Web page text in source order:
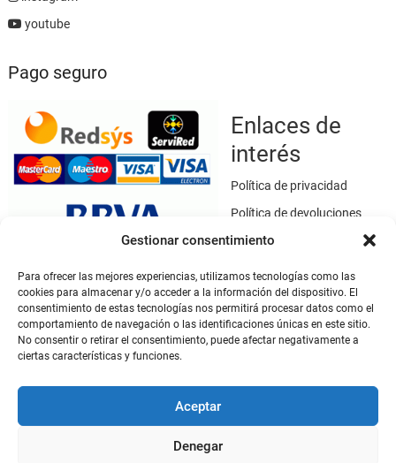
Gestionar consentimiento
Para ofrecer las mejores experiencias, utilizamos tecnologías como las
cookies para almacenar y/o acceder a la información del dispositivo. El
consentimiento de estas tecnologías nos permitirá procesar datos como el
comportamiento de navegación o las identificaciones únicas en este sitio.
No consentir o retirar el consentimiento, puede afectar negativamente a
ciertas características y funciones.
Aceptar
Denegar
youtube
Pago seguro
Enlaces de
interés
Política de privacidad
Política de devoluciones
Política de cookies
Términos y condiciones
Aviso legal
Este sitio web utiliza SSL / TLS como medio de seguridad para el
cifrado de datos.
Mi cuenta
Mi cuenta